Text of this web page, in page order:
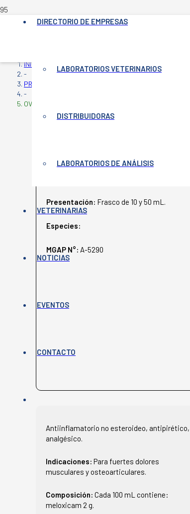
DIRECTORIO DE EMPRESAS
LABORATORIOS VETERINARIOS
DISTRIBUIDORAS
LABORATORIOS DE ANÁLISIS
VETERINARIAS
NOTICIAS
EVENTOS
CONTACTO
INICIO
-
PRODUCTOS VETERINARIOS
-
OVERXICAM
Presentación: Frasco de 10 y 50 mL.
Especies:
MGAP N°: A-5290
Antiinflamatorio no esteroideo, antipirético,
analgésico.
Indicaciones: Para fuertes dolores
musculares y osteoarticulares.
Composición: Cada 100 mL contiene:
meloxicam 2 g.